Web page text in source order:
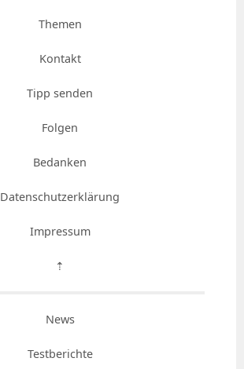
Themen
Kontakt
Tipp senden
Folgen
Bedanken
Datenschutzerklärung
Impressum
⇡
News
Testberichte